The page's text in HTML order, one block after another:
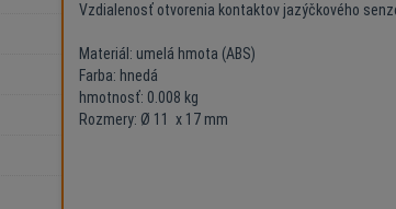
Vzdialenosť otvorenia kontaktov jazýčkového
Materiál: umelá hmota (ABS)
Farba: hnedá
hmotnosť: 0.008 kg
Rozmery: Ø 11 x 17 mm